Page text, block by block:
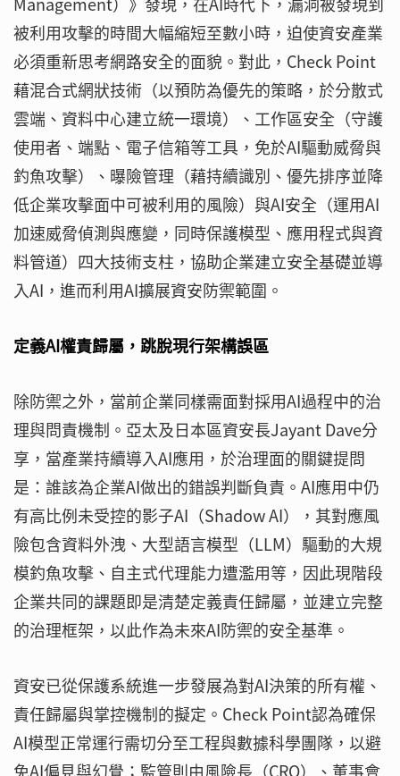
被利用攻擊的時間大幅縮短至數小時，迫使資安產業
必須重新思考網路安全的面貌。對此，Check Point
藉混合式網狀技術（以預防為優先的策略，於分散式
雲端、資料中心建立統一環境）、工作區安全（守護
使用者、端點、電子信箱等工具，免於AI驅動威脅與
釣魚攻擊）、曝險管理（藉持續識別、優先排序並降
低企業攻擊面中可被利用的風險）與AI安全（運用AI
加速威脅偵測與應變，同時保護模型、應用程式與資
料管道）四大技術支柱，協助企業建立安全基礎並導
入AI，進而利用AI擴展資安防禦範圍。
定義AI權責歸屬，跳脫現行架構誤區
除防禦之外，當前企業同樣需面對採用AI過程中的治
理與問責機制。亞太及日本區資安長Jayant Dave分
享，當產業持續導入AI應用，於治理面的關鍵提問
是：誰該為企業AI做出的錯誤判斷負責。AI應用中仍
有高比例未受控的影子AI（Shadow AI），其對應風
險包含資料外洩、大型語言模型（LLM）驅動的大規
模釣魚攻擊、自主式代理能力遭濫用等，因此現階段
企業共同的課題即是清楚定義責任歸屬，並建立完整
的治理框架，以此作為未來AI防禦的安全基準。
資安已從保護系統進一步發展為對AI決策的所有權、
責任歸屬與掌控機制的擬定。Check Point認為確保
AI模型正常運行需切分至工程與數據科學團隊，以避